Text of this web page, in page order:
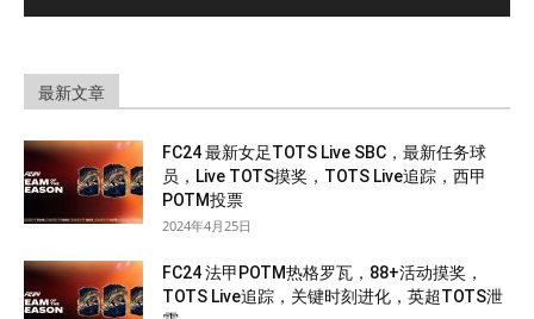
最新文章
FC24 最新女足TOTS Live SBC，最新任务球
员，Live TOTS摸奖，TOTS Live追踪，西甲
POTM投票
2024年4月25日
FC24 法甲POTM热格罗瓦，88+活动摸奖，
TOTS Live追踪，关键时刻进化，英超TOTS泄